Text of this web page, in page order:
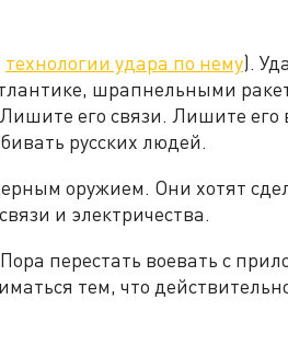
технологии удара по нему).
шрапнельными
его связи. Лишите его
русских людей.
оружием. Они хотят
и электричества.
перестать воевать с
тем, что